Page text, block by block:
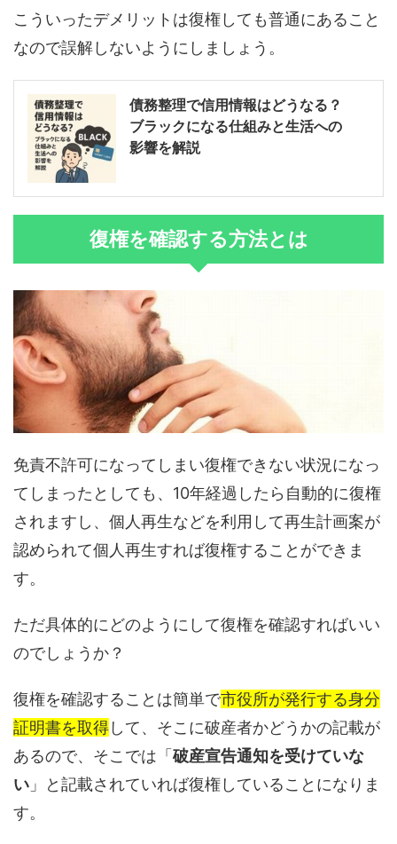
こういったデメリットは復権しても普通にあること
なので誤解しないようにしましょう。
債務整理で信用情報はどうなる？
ブラックになる仕組みと生活への
影響を解説
復権を確認する方法とは
免責不許可になってしまい復権できない状況になっ
てしまったとしても、10年経過したら自動的に復権
されますし、個人再生などを利用して再生計画案が
認められて個人再生すれば復権することができま
す。
ただ具体的にどのようにして復権を確認すればいい
のでしょうか？
復権を確認することは簡単で市役所が発行する身分
証明書を取得して、そこに破産者かどうかの記載が
あるので、そこでは「破産宣告通知を受けていな
い 」と記載されていれば復権していることになりま
す。